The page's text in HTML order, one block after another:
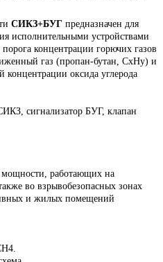
СИКЗ+БУГ предназначен для
исполнительными устройствами
концентрации горючих газов
газ (пропан-бутан, СхНу) и
концентрации оксида углерода
сигнализатор БУГ, клапан
работающих на
во взрывобезопасных зонах
и жилых помещений